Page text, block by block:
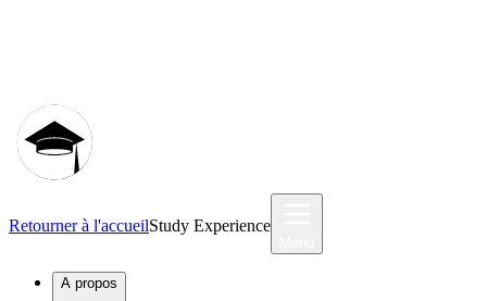
Retourner à l'accueilStudy Experience
A propos